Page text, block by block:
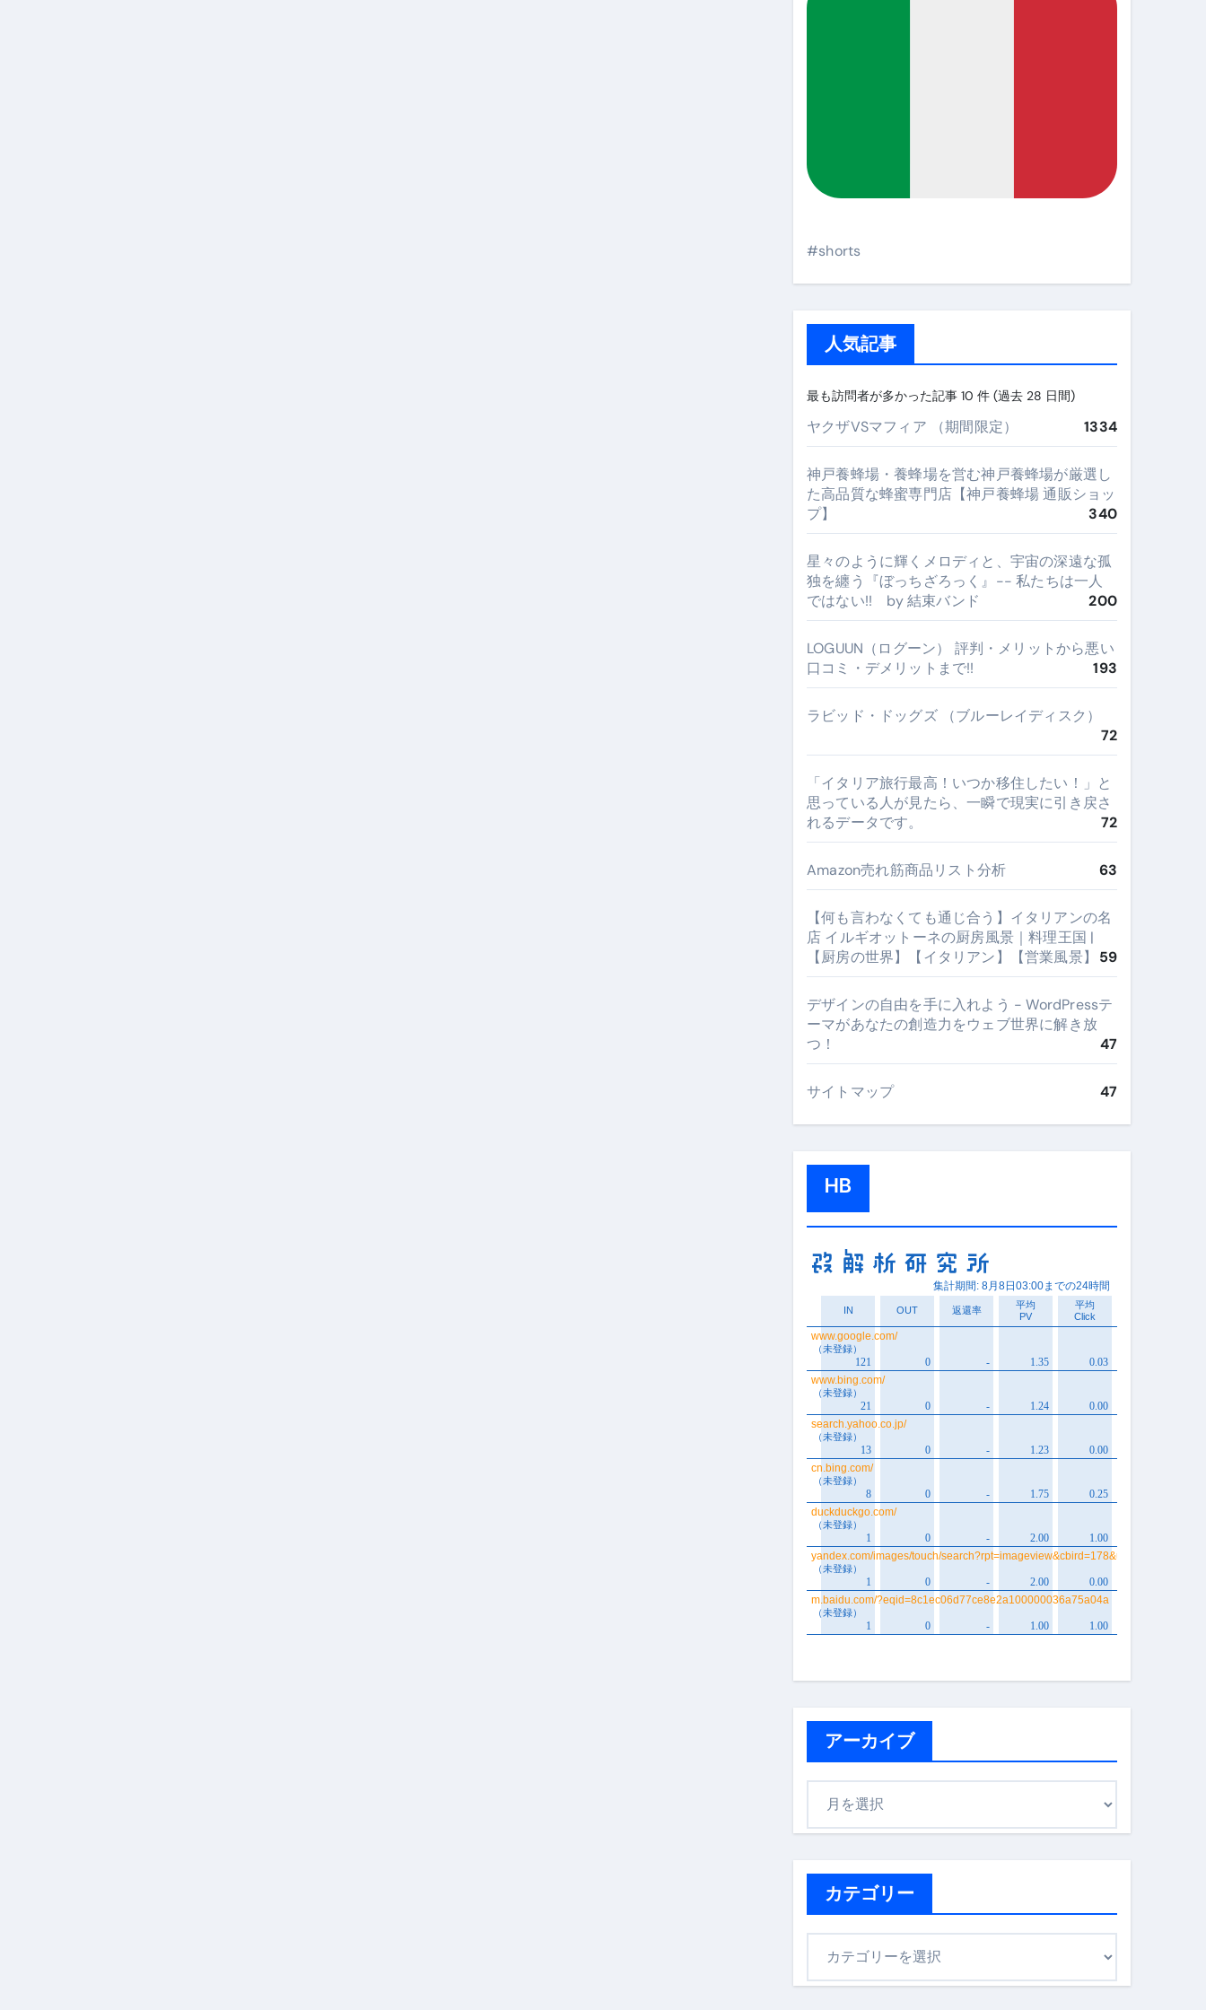
#shorts
人気記事
最も訪問者が多かった記事 10 件 (過去 28 日間)
ヤクザVSマフィア （期間限定） 1334
神戸養蜂場・養蜂場を営む神戸養蜂場が厳選し
た高品質な蜂蜜専門店【神戸養蜂場 通販ショッ
プ】
340
星々のように輝くメロディと、宇宙の深遠な孤
独を纏う『ぼっちざろっく』-- 私たちは一人
ではない!! by 結束バンド
200
LOGUUN（ログーン） 評判・メリットから悪い
口コミ・デメリットまで!!
193
ラビッド・ドッグズ （ブルーレイディスク）
72
​「イタリア旅行最高！いつか移住したい！」と
思っている人が見たら、一瞬で現実に引き戻さ
れるデータです。
72
Amazon売れ筋商品リスト分析 63
【何も言わなくても通じ合う】イタリアンの名
店 イルギオットーネの厨房風景｜料理王国 |
【厨房の世界】【イタリアン】【営業風景】
59
デザインの自由を手に入れよう - WordPressテ
ーマがあなたの創造力をウェブ世界に解き放
つ！
47
サイトマップ 47
HB
アーカイブ
カテゴリー